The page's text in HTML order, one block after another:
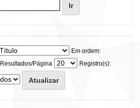
Em ordem:
Resultados/Página
Registro(s):